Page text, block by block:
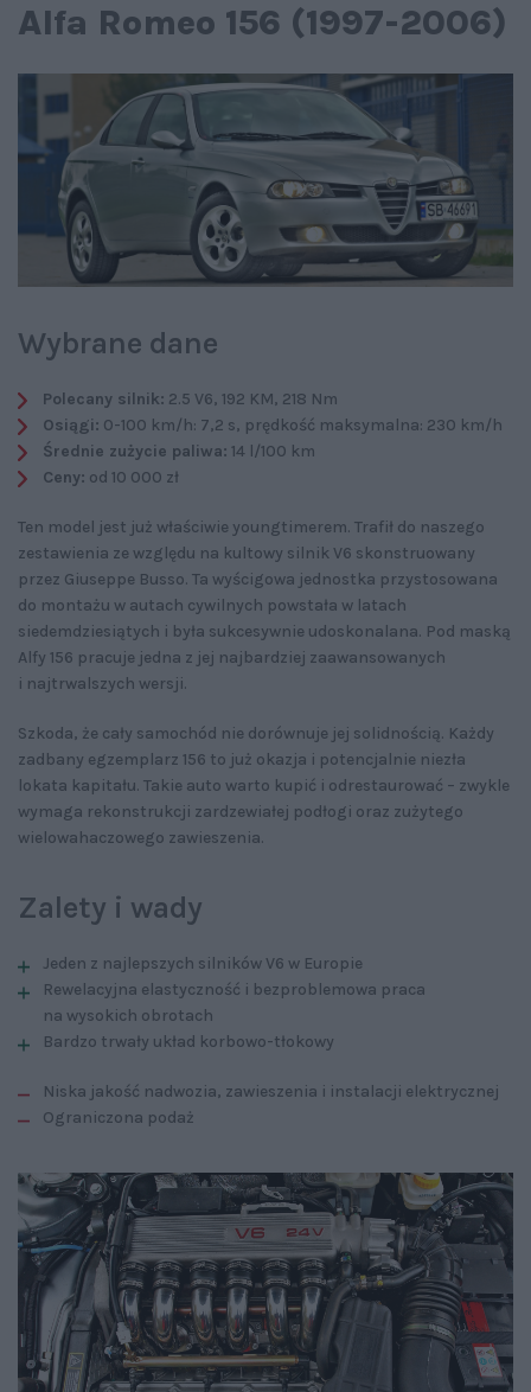
Alfa Romeo 156 (1997-2006)
Wybrane dane
Polecany silnik: 2.5 V6, 192 KM, 218 Nm
Osiągi: 0-100 km/h: 7,2 s, prędkość maksymalna: 230 km/h
Średnie zużycie paliwa: 14 l/100 km
Ceny: od 10 000 zł
Ten model jest już właściwie youngtimerem. Trafił do naszego
zestawienia ze względu na kultowy silnik V6 skonstruowany
przez Giuseppe Busso. Ta wyścigowa jednostka przystosowana
do montażu w autach cywilnych powstała w latach
siedemdziesiątych i była sukcesywnie udoskonalana. Pod maską
Alfy 156 pracuje jedna z jej najbardziej zaawansowanych
i najtrwalszych wersji.
Szkoda, że cały samochód nie dorównuje jej solidnością. Każdy
zadbany egzemplarz 156 to już okazja i potencjalnie niezła
lokata kapitału. Takie auto warto kupić i odrestaurować – zwykle
wymaga rekonstrukcji zardzewiałej podłogi oraz zużytego
wielowahaczowego zawieszenia.
Zalety i wady
Jeden z najlepszych silników V6 w Europie
Rewelacyjna elastyczność i bezproblemowa praca
na wysokich obrotach
Bardzo trwały układ korbowo-tłokowy
Niska jakość nadwozia, zawieszenia i instalacji elektrycznej
Ograniczona podaż